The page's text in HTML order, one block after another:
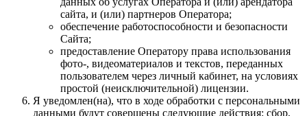
сайта, и (или) партнеров Оператора;
обеспечение работоспособности и безопасности
Сайта;
предоставление Оператору права использования
фото-, видеоматериалов и текстов, переданных
пользователем через личный кабинет, на условиях
простой (неисключительной) лицензии.
Я уведомлен(на), что в ходе обработки с персональными
данными будут совершены следующие действия: сбор,